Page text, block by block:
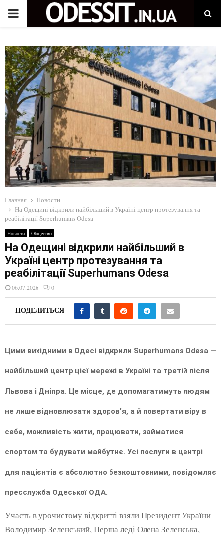
P
I
M
A
R
Y
M
E
N
U
Главная
Новости
На Одещині відкрили найбільший в Україні центр протезування та
реабілітації Superhumans Odesa
Новости Общество
На Одещині відкрили найбільший в
Україні центр протезування та
реабілітації Superhumans Odesa
06.07.2026 0
ПОДЕЛИТЬСЯ
Цими вихідними в Одесі відкрили Superhumans Odesa —
найбільший центр цієї мережі в Україні та третій після
Львова і Дніпра. Це місце, де допомагатимуть людям
не лише відновлювати здоров’я, а й повертати віру в
себе, можливість жити, працювати, займатися
спортом та будувати майбутнє. Усі послуги в центрі
для пацієнтів є абсолютно безкоштовними, повідомляє
пресслужба Одеської ОДА.
Участь в урочистому відкритті взяли Президент України
Володимир Зеленський, Перша леді Олена Зеленська,